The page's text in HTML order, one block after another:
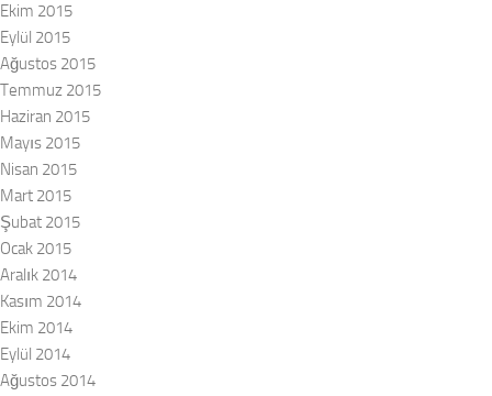
Ekim 2015
Eylül 2015
Ağustos 2015
Temmuz 2015
Haziran 2015
Mayıs 2015
Nisan 2015
Mart 2015
Şubat 2015
Ocak 2015
Aralık 2014
Kasım 2014
Ekim 2014
Eylül 2014
Ağustos 2014